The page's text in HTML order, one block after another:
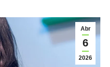
Abr
6
2026